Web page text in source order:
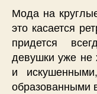
Мода на
это касается
придется
девушки уже не
и
образованными